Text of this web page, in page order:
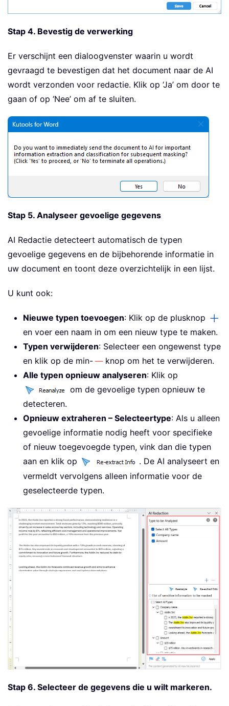
Stap 4. Bevestig de verwerking
Er verschijnt een dialoogvenster waarin u wordt
gevraagd te bevestigen dat het document naar de AI
wordt verzonden voor redactie. Klik op ‘Ja’ om door te
gaan of op ‘Nee’ om af te sluiten.
Stap 5. Analyseer gevoelige gegevens
AI Redactie detecteert automatisch de typen
gevoelige gegevens en de bijbehorende informatie in
uw document en toont deze overzichtelijk in een lijst.
U kunt ook:
Nieuwe typen toevoegen: Klik op de plusknop
en voer een naam in om een nieuw type te maken.
Typen verwijderen: Selecteer een ongewenst type
en klik op de min-
knop om het te verwijderen.
Alle typen opnieuw analyseren: Klik op
om de gevoelige typen opnieuw te
detecteren.
Opnieuw extraheren – Selecteertype: Als u alleen
gevoelige informatie nodig heeft voor specifieke
of nieuw toegevoegde typen, vink dan die typen
aan en klik op
. De AI analyseert en
vermeldt vervolgens alleen informatie voor de
geselecteerde typen.
Stap 6. Selecteer de gegevens die u wilt markeren.